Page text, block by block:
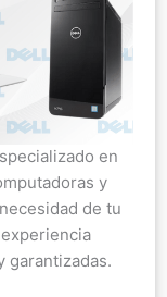
en
y
de tu
garantizadas.